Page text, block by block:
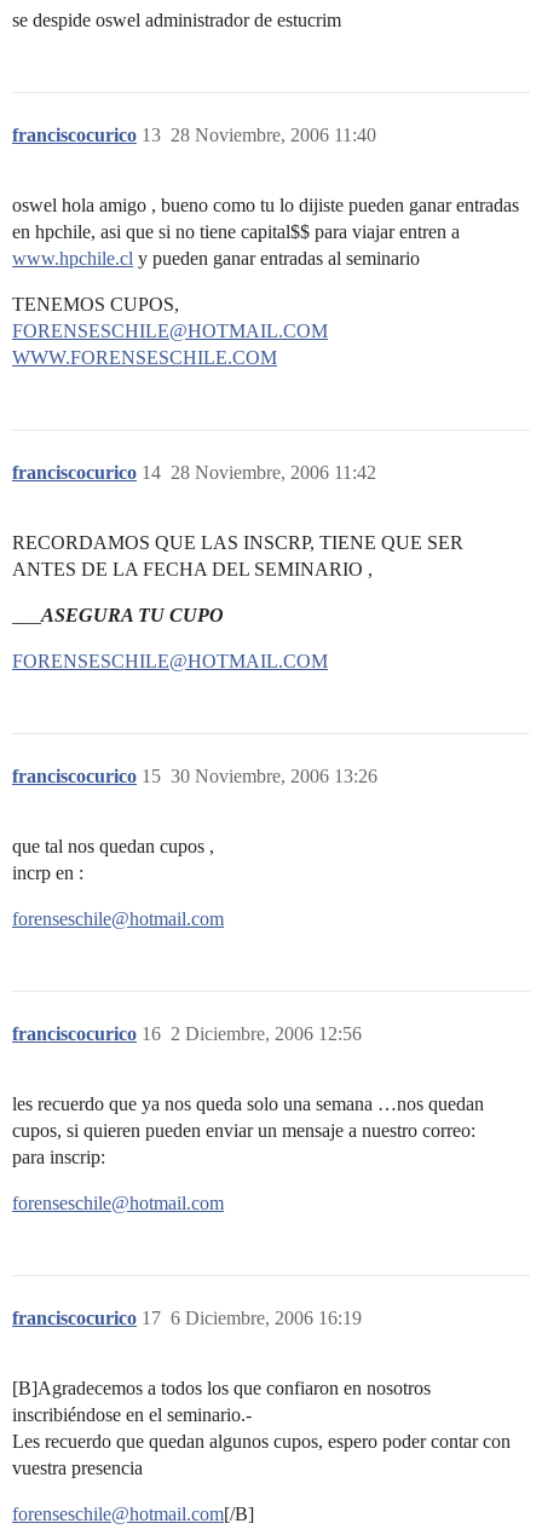
se despide oswel administrador de estucrim
franciscocurico 28 Noviembre, 2006 11:40
13
oswel hola amigo , bueno como tu lo dijiste pueden ganar entradas
en hpchile, asi que si no tiene capital$$ para viajar entren a
www.hpchile.cl y pueden ganar entradas al seminario
TENEMOS CUPOS,
FORENSESCHILE@HOTMAIL.COM
WWW.FORENSESCHILE.COM
franciscocurico 28 Noviembre, 2006 11:42
14
RECORDAMOS QUE LAS INSCRP, TIENE QUE SER
ANTES DE LA FECHA DEL SEMINARIO ,
ASEGURA TU CUPO
FORENSESCHILE@HOTMAIL.COM
franciscocurico 30 Noviembre, 2006 13:26
15
que tal nos quedan cupos ,
incrp en :
forenseschile@hotmail.com
franciscocurico 2 Diciembre, 2006 12:56
16
les recuerdo que ya nos queda solo una semana …nos quedan
cupos, si quieren pueden enviar un mensaje a nuestro correo:
para inscrip:
forenseschile@hotmail.com
franciscocurico 6 Diciembre, 2006 16:19
17
[B]Agradecemos a todos los que confiaron en nosotros
inscribiéndose en el seminario.-
Les recuerdo que quedan algunos cupos, espero poder contar con
vuestra presencia
forenseschile@hotmail.com[/B]